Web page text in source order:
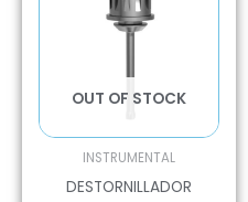
OUT OF STOCK
INSTRUMENTAL
DESTORNILLADOR